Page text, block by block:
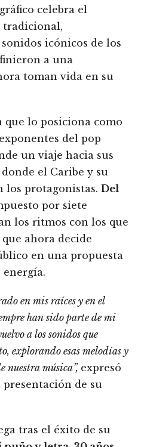
celebra el
tradicional,
icónicos de los
a una
toman vida en su
lo posiciona como
del pop
un viaje hacia sus
el Caribe y su
los protagonistas. Del
por siete
los ritmos con los que
ahora decide
en una propuesta
en mis raíces y en el
han sido parte de mi
a los sonidos que
explorando esas melodías y
nuestra música”, expresó
de su
tras el éxito de su